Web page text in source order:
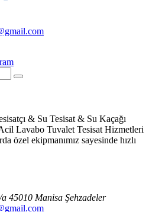
& Su Tesisat & Su Kaçağı
Lavabo Tuvalet Tesisat Hizmetleri
özel ekipmanımız sayesinde hızlı
45010 Manisa Şehzadeler